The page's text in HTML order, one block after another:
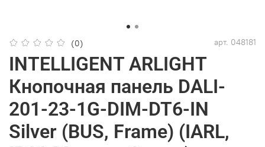
(0) арт. 048181
INTELLIGENT ARLIGHT
Кнопочная панель DALI-
201-23-1G-DIM-DT6-IN
Silver (BUS, Frame) (IARL,